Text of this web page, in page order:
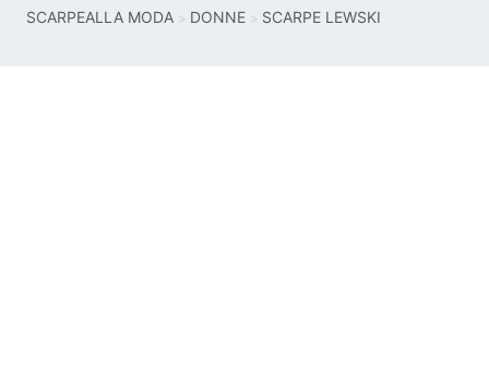
SCARPEALLA MODA DONNE SCARPE LEWSKI